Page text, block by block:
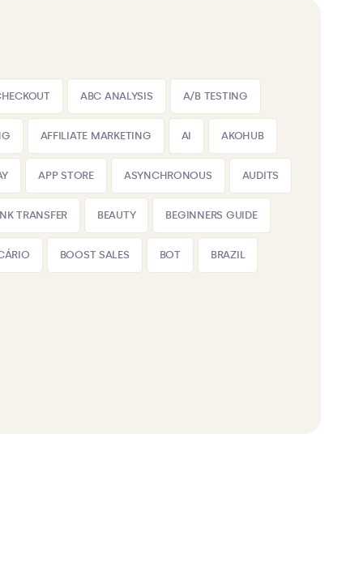
ABC ANALYSIS A/B TESTING
AFFILIATE MARKETING AI AKOHUB
APP STORE ASYNCHRONOUS AUDITS
TRANSFER BEAUTY BEGINNERS GUIDE
BOOST SALES BOT BRAZIL